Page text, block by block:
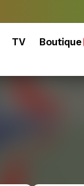
TV Boutique